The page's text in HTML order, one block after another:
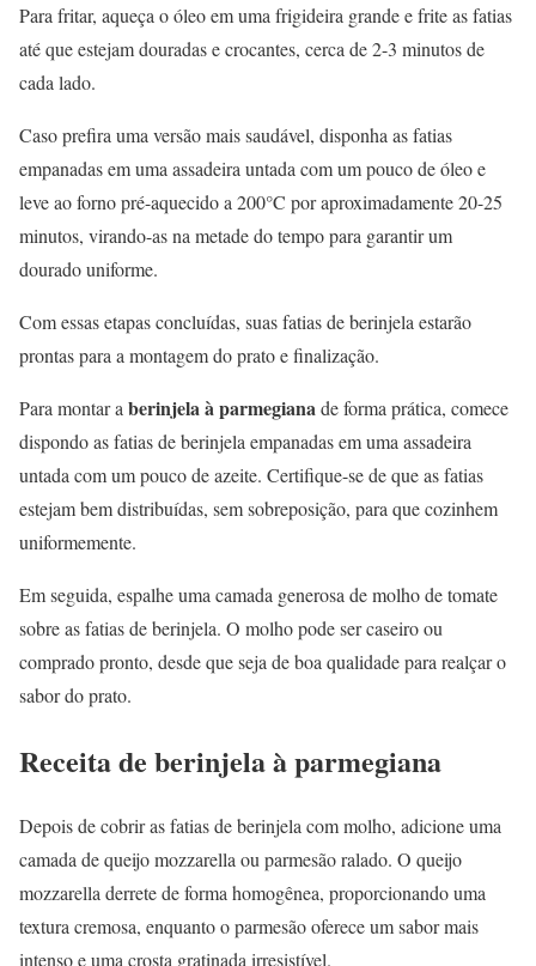
Para fritar, aqueça o óleo em uma frigideira grande e frite as fatias
até que estejam douradas e crocantes, cerca de 2-3 minutos de
cada lado.
Caso prefira uma versão mais saudável, disponha as fatias
empanadas em uma assadeira untada com um pouco de óleo e
leve ao forno pré-aquecido a 200°C por aproximadamente 20-25
minutos, virando-as na metade do tempo para garantir um
dourado uniforme.
Com essas etapas concluídas, suas fatias de berinjela estarão
prontas para a montagem do prato e finalização.
Para montar a berinjela à parmegianade forma prática, comece
dispondo as fatias de berinjela empanadas em uma assadeira
untada com um pouco de azeite. Certifique-se de que as fatias
estejam bem distribuídas, sem sobreposição, para que cozinhem
uniformemente.
Em seguida, espalhe uma camada generosa de molho de tomate
sobre as fatias de berinjela. O molho pode ser caseiro ou
comprado pronto, desde que seja de boa qualidade para realçar o
sabor do prato.
Receita de berinjela à parmegiana
Depois de cobrir as fatias de berinjela com molho, adicione uma
camada de queijo mozzarella ou parmesão ralado. O queijo
mozzarella derrete de forma homogênea, proporcionando uma
textura cremosa, enquanto o parmesão oferece um sabor mais
intenso e uma crosta gratinada irresistível.